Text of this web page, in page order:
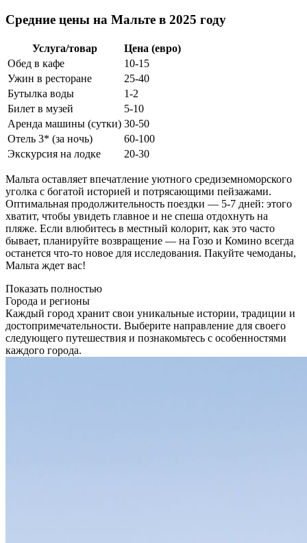
Средние цены на Мальте в 2025 году
Услуга/товар
Цена (евро)
Обед в кафе
10-15
Ужин в ресторане
25-40
Бутылка воды
1-2
Билет в музей
5-10
Аренда машины (сутки) 30-50
Отель 3* (за ночь)
60-100
Экскурсия на лодке
20-30
Мальта оставляет впечатление уютного средиземноморского
уголка с богатой историей и потрясающими пейзажами.
Оптимальная продолжительность поездки — 5-7 дней: этого
хватит, чтобы увидеть главное и не спеша отдохнуть на
пляже. Если влюбитесь в местный колорит, как это часто
бывает, планируйте возвращение — на Гозо и Комино всегда
останется что-то новое для исследования. Пакуйте чемоданы,
Мальта ждет вас!
Показать полностью
Города и регионы
Каждый город хранит свои уникальные истории, традиции и
достопримечательности. Выберите направление для своего
следующего путешествия и познакомьтесь с особенностями
каждого города.